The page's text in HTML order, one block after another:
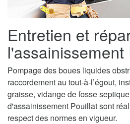
Entretien et
l'assainissement
Pompage des boues liquides
raccordement au tout-à-l’égout,
graisse, vidange de fosse
d'assainissement Pouillat sont
respect des normes en vigueur.